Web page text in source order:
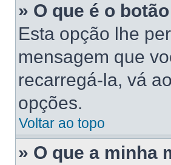
» O que é o botão
Esta opção lhe
mensagem que
recarregá-la, vá
opções.
Voltar ao topo
» O que a minha